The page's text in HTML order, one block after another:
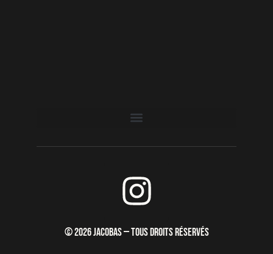
I
n
s
© 2026 JACOBAS — TOUS DROITS RÉSERVÉS